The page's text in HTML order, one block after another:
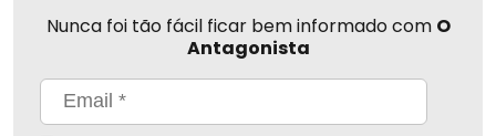
Nunca foi tão fácil ficar bem informado com O
Antagonista